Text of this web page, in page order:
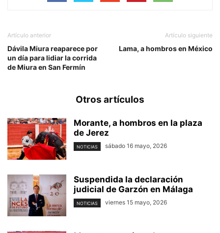
Artículo anterior
Dávila Miura reaparece por
un día para lidiar la corrida
de Miura en San Fermín
Artículo siguiente
Lama, a hombros en México
Otros artículos
Morante, a hombros en la plaza
de Jerez
NOTICIAS sábado 16 mayo, 2026
Suspendida la declaración
judicial de Garzón en Málaga
NOTICIAS viernes 15 mayo, 2026